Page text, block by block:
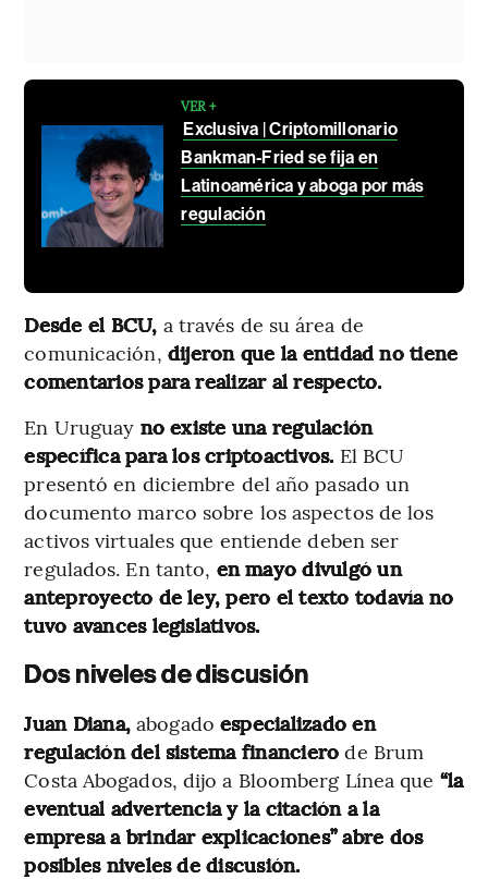
VER +
Exclusiva | Criptomillonario
Bankman-Fried se fija en
Latinoamérica y aboga por más
regulación
Desde el BCU, a través de su área de
comunicación, dijeron que la entidad no tiene
comentarios para realizar al respecto.
En Uruguay no existe una regulación
específica para los criptoactivos. El BCU
presentó en diciembre del año pasado un
documento marco sobre los aspectos de los
activos virtuales que entiende deben ser
regulados. En tanto, en mayo divulgó un
anteproyecto de ley, pero el texto todavía no
tuvo avances legislativos.
Dos niveles de discusión
Juan Diana, abogado especializado en
regulación del sistema financiero de Brum
Costa Abogados, dijo a Bloomberg Línea que “la
eventual advertencia y la citación a la
empresa a brindar explicaciones” abre dos
posibles niveles de discusión.